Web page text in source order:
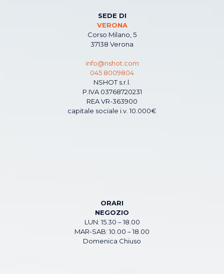
SEDE DI
VERONA
Corso Milano, 5
37138 Verona
info@nshot.com
045 8009804
NSHOT s.r.l.
P.IVA 03768720231
REA VR-363900
capitale sociale i.v. 10.000€
ORARI
NEGOZIO
LUN: 15.30 – 18.00
MAR-SAB: 10.00 – 18.00
Domenica Chiuso